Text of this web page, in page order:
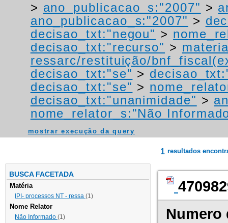
> ano_publicacao_s:"2007" >
ano_publicacao_s:"2007" >
decisao_txt:"negou" >
decisao_txt:"recurso" >
ressarc/restituição/
decisao_txt:"se" >
decisao_txt:"se" >
decisao_txt:"unanimidade" >
nome_relator_s:"Não
mostrar execução da query
BUSCA FACETADA
Matéria
IPI- processos NT - ressa (1)
Nome Relator
Não Informado (1)
1 resultados
Numero